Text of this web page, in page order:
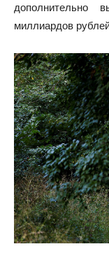
дополнительно
миллиардов